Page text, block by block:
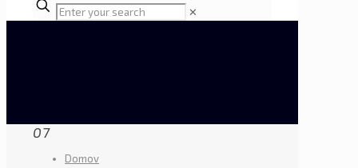
✕
07
Domov